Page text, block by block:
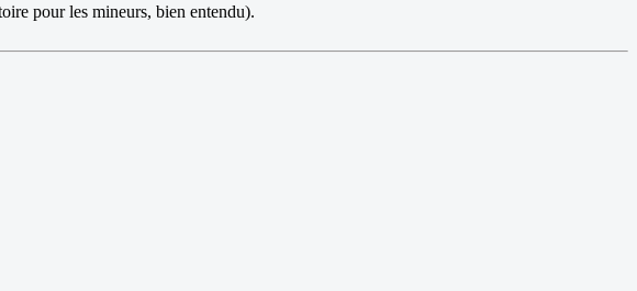
pour les mineurs, bien entendu).